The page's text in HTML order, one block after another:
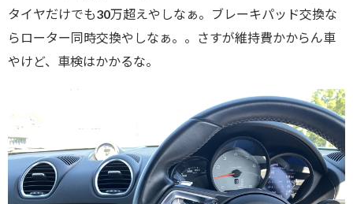
タイヤだけでも30万超えやしなぁ。ブレーキパッド交換な
らローター同時交換やしなぁ。。さすが維持費かからん車
やけど、車検はかかるな。